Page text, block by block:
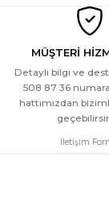
MÜŞTERİ
Detaylı bilgi ve
508 87 36
hattımızdan
İletişim